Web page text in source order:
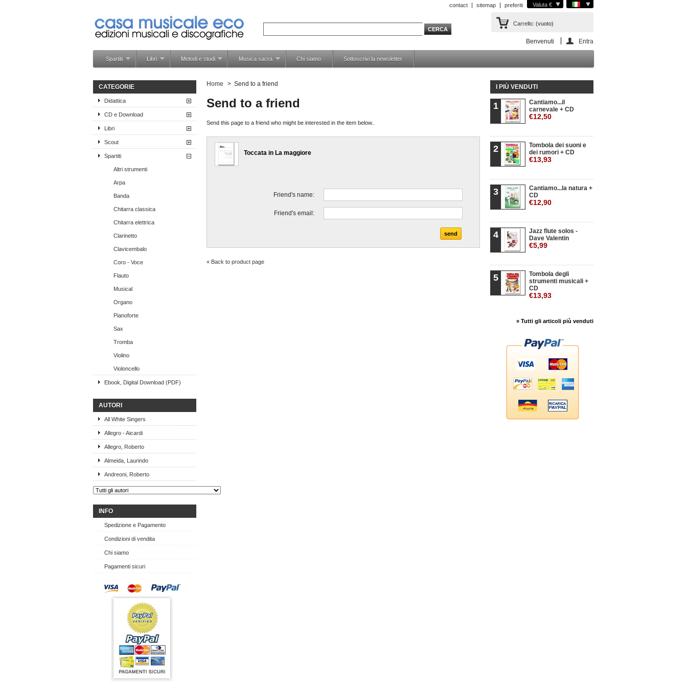
Valuta €
contact sitemap preferiti
Carrello: (vuoto)
Benvenuti Entra
Spartiti Libri Metodi e studi Musica sacra Chi siamo Sottoscrivi la newsletter
CATEGORIE
Didattica
CD e Download
Libri
Scout
Spartiti
Altri strumenti
Arpa
Banda
Chitarra classica
Chitarra elettrica
Clarinetto
Clavicembalo
Coro - Voce
Flauto
Musical
Organo
Pianoforte
Sax
Tromba
Violino
Violoncello
Ebook, Digital Download (PDF)
AUTORI
All White Singers
Allegro - Aicardi
Allegro, Roberto
Almeida, Laurindo
Andreoni, Roberto
INFO
Spedizione e Pagamento
Condizioni di vendita
Chi siamo
Pagamenti sicuri
Home > Send to a friend
Send to a friend
Send this page to a friend who might be interested in the item below..
Toccata in La maggiore
Friend's name:
Friend's email:
« Back to product page
I PIÙ VENDUTI
1
Cantiamo...il
carnevale + CD
€12,50
2
Tombola dei suoni e
dei rumori + CD
€13,93
3
Cantiamo...la natura +
CD
€12,90
4
Jazz flute solos -
Dave Valentin
€5,99
5
Tombola degli
strumenti musicali +
CD
€13,93
» Tutti gli articoli più venduti